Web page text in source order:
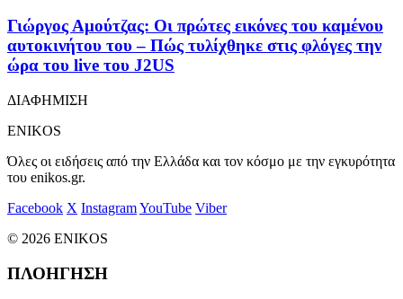
Γιώργος Αμούτζας: Oι πρώτες εικόνες του καμένου
αυτοκινήτου του – Πώς τυλίχθηκε στις φλόγες την
ώρα του live του J2US
ΔΙΑΦΗΜΙΣΗ
ENIKOS
Όλες οι ειδήσεις από την Ελλάδα και τον κόσμο με την εγκυρότητα
του enikos.gr.
Facebook X InstagramYouTube Viber
© 2026 ENIKOS
ΠΛΟΗΓΗΣΗ